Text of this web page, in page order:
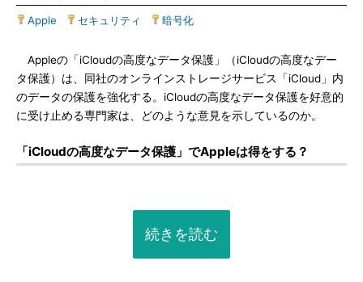
Apple セキュリティ 暗号化
Appleの「iCloudの高度なデータ保護」（iCloudの高度なデー
タ保護）は、同社のオンラインストレージサービス「iCloud」内
のデータの保護を強化する。iCloudの高度なデータ保護を好意的
に受け止める専門家は、どのような意見を示しているのか。
「iCloudの高度なデータ保護」でAppleは得をする？
続きを読む